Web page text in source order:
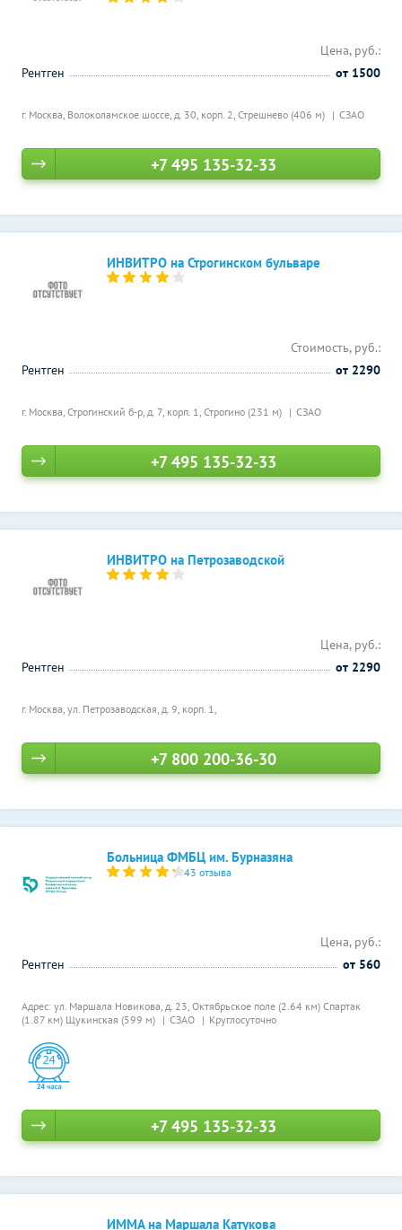
г. Москва, Волоколамское шоссе, д. 30, корп. 2, Стрешнево (406 м) СЗАО
Цена, руб.:
Рентген
от 1500
+7 495 135-32-33
ИНВИТРО на Строгинском бульваре
г. Москва, Строгинский б-р, д. 7, корп. 1, Строгино (231 м) СЗАО
Стоимость, руб.:
Рентген
от 2290
+7 495 135-32-33
ИНВИТРО на Петрозаводской
г. Москва, ул. Петрозаводская, д. 9, корп. 1,
Цена, руб.:
Рентген
от 2290
+7 800 200-36-30
Больница ФМБЦ им. Бурназяна
43 отзыва
Адрес: ул. Маршала Новикова, д. 23, Октябрьское поле (2.64 км) Спартак
(1.87 км) Щукинская (599 м) СЗАО Круглосуточно
Цена, руб.:
Рентген
от 560
+7 495 135-32-33
ИММА на Маршала Катукова